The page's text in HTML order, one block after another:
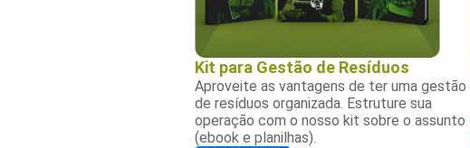
Kit para Gestão de Resíduos
Aproveite as vantagens de ter uma gestão
de resíduos organizada. Estruture sua
operação com o nosso kit sobre o assunto
(ebook e planilhas).